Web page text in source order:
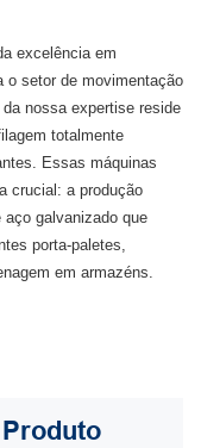
excelência em
o setor de movimentação
nossa expertise reside
totalmente
Essas máquinas
crucial: a produção
galvanizado que
porta-paletes,
em armazéns.